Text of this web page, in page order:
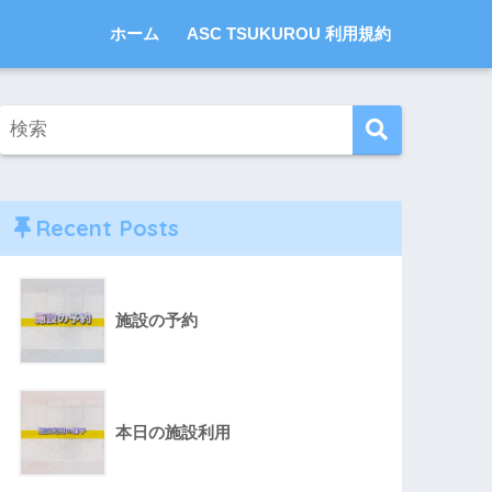
ホーム ASC TSUKUROU 利用規約
Recent Posts
施設の予約
本日の施設利用